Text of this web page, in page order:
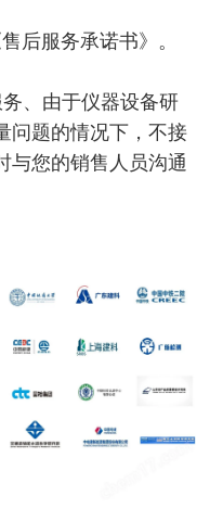
后服务承诺书》。
、由于仪器设备研
问题的情况下，不接
与您的销售人员沟通